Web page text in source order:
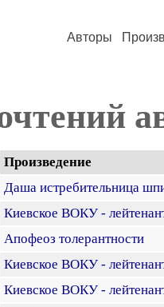
Авторы
Произведение
Даша истребительница
Киевское ВОКУ -
Апофеоз толерантности
Киевское ВОКУ -
Киевское ВОКУ -